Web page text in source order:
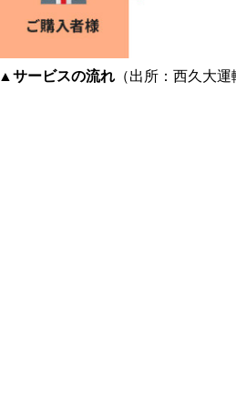
▲サービスの流れ （出所：西久大